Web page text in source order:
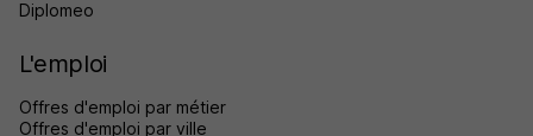
Diplomeo
L'emploi
Offres d'emploi par métier
Offres d'emploi par ville